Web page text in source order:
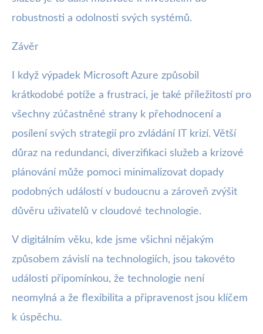
robustnosti a odolnosti svých systémů.
Závěr
I když výpadek Microsoft Azure způsobil
krátkodobé potíže a frustraci, je také příležitostí pro
všechny zúčastněné strany k přehodnocení a
posílení svých strategií pro zvládání IT krizí. Větší
důraz na redundanci, diverzifikaci služeb a krizové
plánování může pomoci minimalizovat dopady
podobných událostí v budoucnu a zároveň zvýšit
důvěru uživatelů v cloudové technologie.
V digitálním věku, kde jsme všichni nějakým
způsobem závislí na technologiích, jsou takovéto
události připomínkou, že technologie není
neomylná a že flexibilita a připravenost jsou klíčem
k úspěchu.